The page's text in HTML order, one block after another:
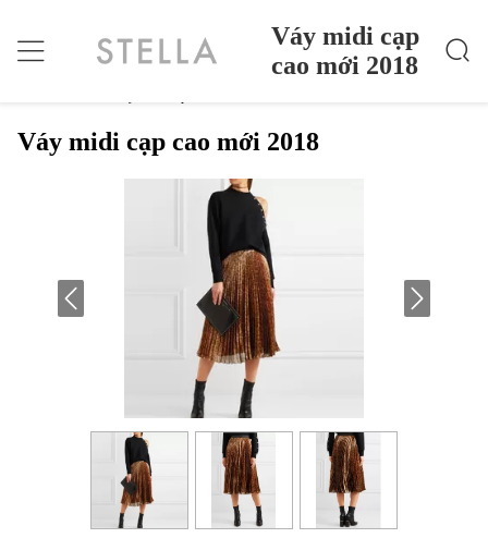
Váy midi cạp
cao mới 2018
Váy midi cạp cao mới 2018